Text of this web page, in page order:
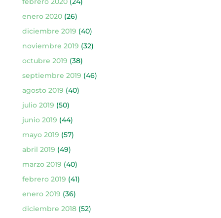
enero 2020(26)
diciembre 2019 (40)
noviembre 2019 (32)
octubre 2019 (38)
septiembre 2019 (46)
agosto 2019 (40)
julio 2019 (50)
junio 2019 (44)
mayo 2019 (57)
abril 2019 (49)
marzo 2019 (40)
febrero 2019 (41)
enero 2019 (36)
diciembre 2018(52)